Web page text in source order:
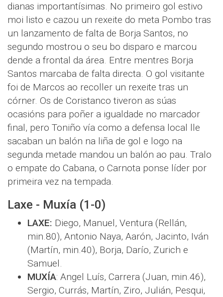
dianas importantísimas. No primeiro gol estivo
moi listo e cazou un rexeite do meta Pombo tras
un lanzamento de falta de Borja Santos, no
segundo mostrou o seu bo disparo e marcou
dende a frontal da área. Entre mentres Borja
Santos marcaba de falta directa. O gol visitante
foi de Marcos ao recoller un rexeite tras un
córner. Os de Coristanco tiveron as súas
ocasións para poñer a igualdade no marcador
final, pero Toniño vía como a defensa local lle
sacaban un balón na liña de gol e logo na
segunda metade mandou un balón ao pau. Tralo
o empate do Cabana, o Carnota ponse líder por
primeira vez na tempada.
Laxe - Muxía (1-0)
LAXE: Diego, Manuel, Ventura (Rellán,
min.80), Antonio Naya, Aarón, Jacinto, Iván
(Martín, min.40), Borja, Darío, Zurich e
Samuel.
MUXÍA: Angel Luís, Carrera (Juan, min.46),
Sergio, Currás, Martín, Ziro, Julián, Pesqui,